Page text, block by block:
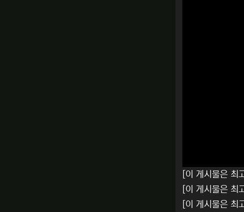
[이 게시물은
[이 게시물은
[이 게시물은